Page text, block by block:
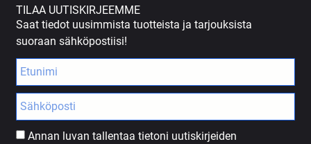
TILAA UUTISKIRJEEMME
Saat tiedot uusimmista tuotteista ja tarjouksista
suoraan sähköpostiisi!
Annan luvan tallentaa tietoni uutiskirjeiden